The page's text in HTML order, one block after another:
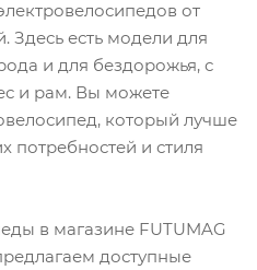
от
Здесь есть модели для
и для бездорожья, с
и рам. Вы можете
который лучше
потребностей и стиля
в магазине FUTUMAG
доступные